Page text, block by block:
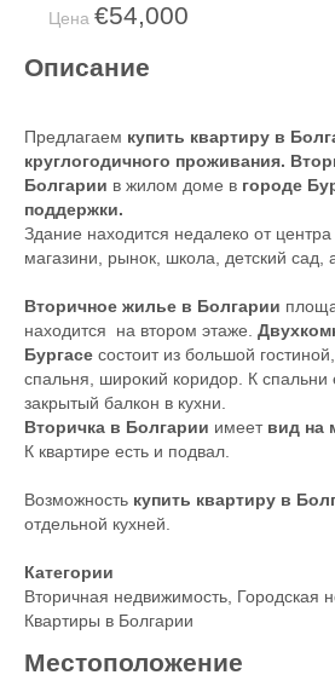
Цена €54,000
Описание
Предлагаем купить квартиру в
круглогодичного проживания.
Болгарии в жилом доме в городе
поддержки.
Здание находится недалеко от
магазини, рынок, школа, детский сад,
Вторичное жилье в Болгарии
находится на втором этаже.
Бургасе состоит из большой
спальня, широкий коридор. К спальни
закрытый балкон в кухни.
Вторичка в Болгарии имеет вид на
К квартире есть и подвал.
Возможность купить квартиру в
отдельной кухней.
Категории
Вторичная недвижимость, Городская
Квартиры в Болгарии
Местоположение